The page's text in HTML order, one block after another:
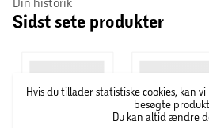
Om producenten
Vinene er fremstillet af et team af
med den samme passion: at
Sidst sete produkter
Hvis du tillader statistiske cookies, kan
besøgte
Du kan altid ændre